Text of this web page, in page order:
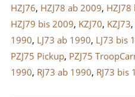
HZJ76, HZJ78 ab 2009,
HZJ79 bis 2009, KZJ70, KZJ73,
1990, LJ73 ab 1990, LJ73 bis
PZJ75 Pickup, PZJ75
1990, RJ73 ab 1990, RJ73 bis